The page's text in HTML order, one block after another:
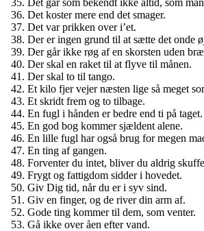
Det koster mere end det smager.
Det var prikken over i’et.
Der er ingen grund til at sætte det onde
Der går ikke røg af en skorsten uden
Der skal en raket til at flyve til månen.
Der skal to til tango.
Et kilo fjer vejer næsten lige så meget
Et skridt frem og to tilbage.
En fugl i hånden er bedre end ti på taget.
En god bog kommer sjældent alene.
En lille fugl har også brug for megen
En ting af gangen.
Forventer du intet, bliver du aldrig
Frygt og fattigdom sidder i hovedet.
Giv Dig tid, når du er i syv sind.
Giv en finger, og de river din arm af.
Gode ting kommer til dem, som venter.
Gå ikke over åen efter vand.